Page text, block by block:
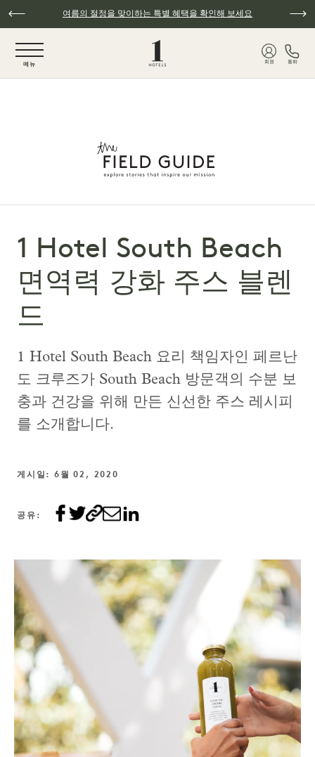
주요 콘텐츠로 건너뛰기여름의 절정을 맞이하는 특별 혜택을 확인해 보세요
메뉴
회원 통화
1 Hotel South Beach
면역력 강화 주스 블렌
드
1 Hotel South Beach 요리 책임자인 페르난
도 크루즈가 South Beach 방문객의 수분 보
충과 건강을 위해 만든 신선한 주스 레시피
를 소개합니다.
게시일: 6월 02, 2020
공유: